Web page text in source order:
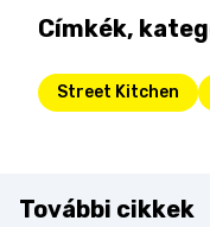
Címkék,
Street Kitchen
További cikkek